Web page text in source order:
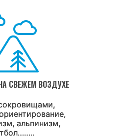
СВЕЖЕМ ВОЗДУХЕ
альпинизм,